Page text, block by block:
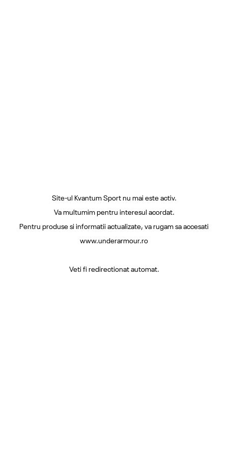
Site-ul Kvantum Sport nu mai este activ.
Va multumim pentru interesul acordat.
Pentru produse si informatii actualizate, va rugam sa accesati
www.underarmour.ro
Veti fi redirectionat automat.